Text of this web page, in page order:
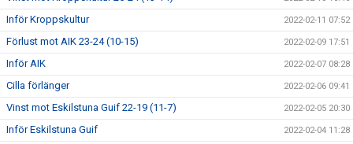
Inför Kroppskultur 2022-02-11 07:52
Förlust mot AIK 23-24 (10-15) 2022-02-09 17:51
Inför AIK 2022-02-07 08:28
Cilla förlänger 2022-02-06 09:41
Vinst mot Eskilstuna Guif 22-19 (11-7) 2022-02-05 20:30
Inför Eskilstuna Guif 2022-02-04 11:28